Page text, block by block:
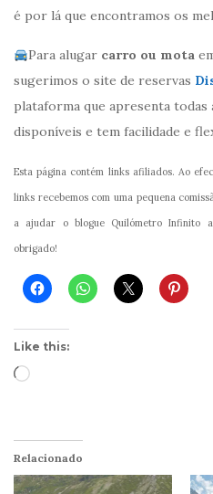
é por lá que encontramos os
Para alugar carro ou mota
sugerimos o site de reservas
plataforma que apresenta todas
disponíveis e tem facilidade e
Esta página contém links afiliados. Ao
links recebemos com uma pequena
a ajudar o blogue Quilómetro Infinito
obrigado!
Like this:
Loading…
Relacionado